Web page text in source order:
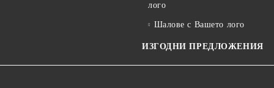
лого
Шалове с Вашето лого
ИЗГОДНИ ПРЕДЛОЖЕНИЯ